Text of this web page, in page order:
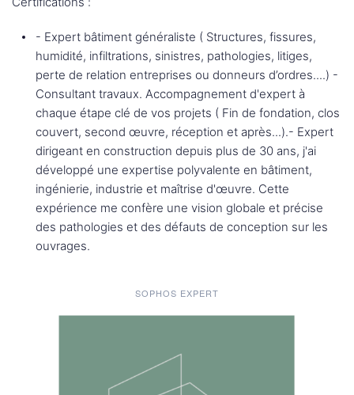
- Expert bâtiment généraliste ( Structures, fissures,
humidité, infiltrations, sinistres, pathologies, litiges,
perte de relation entreprises ou donneurs d’ordres....) -
Consultant travaux. Accompagnement d'expert à
chaque étape clé de vos projets ( Fin de fondation, clos
couvert, second œuvre, réception et après...).- Expert
dirigeant en construction depuis plus de 30 ans, j'ai
développé une expertise polyvalente en bâtiment,
ingénierie, industrie et maîtrise d'œuvre. Cette
expérience me confère une vision globale et précise
des pathologies et des défauts de conception sur les
ouvrages.
SOPHOS EXPERT